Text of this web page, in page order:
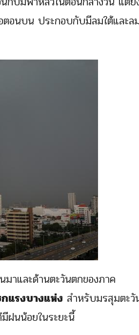
ตอนบน ประกอบกับมีลมใต้และล
าและด้านตะวันตกของภาค
แรงบางแห่ง สำหรับมรสุมตะวั
ฝนน้อยในระยะนี้